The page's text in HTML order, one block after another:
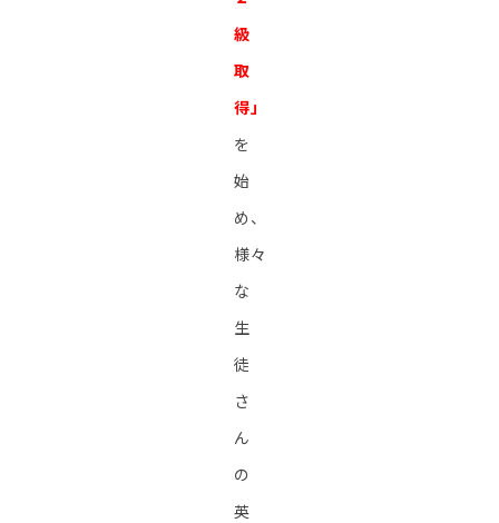
級
取
得」
を
始
め、
様々
な
生
徒
さ
ん
の
英